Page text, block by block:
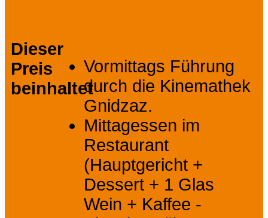
Dieser
Preis
beinhaltet
Vormittags Führung
durch die Kinemathek
Gnidzaz.
Mittagessen im
Restaurant
(Hauptgericht +
Dessert + 1 Glas
Wein + Kaffee -